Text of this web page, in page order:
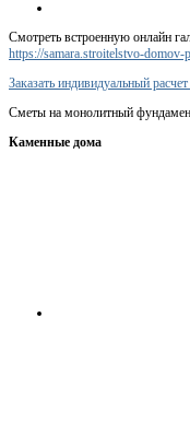
Смотреть встроенную онлайн
https://samara.stroitelstvo-
Заказать индивидуальный
Сметы на монолитный
Каменные дома